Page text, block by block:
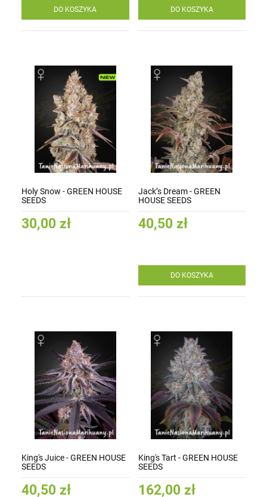
DO KOSZYKA DO KOSZYKA
Holy Snow - GREEN HOUSE
SEEDS
30,00 zł
Jack’s Dream - GREEN
HOUSE SEEDS
40,50 zł
DO KOSZYKA
King's Juice - GREEN HOUSE
SEEDS
40,50 zł
King's Tart - GREEN HOUSE
SEEDS
162,00 zł